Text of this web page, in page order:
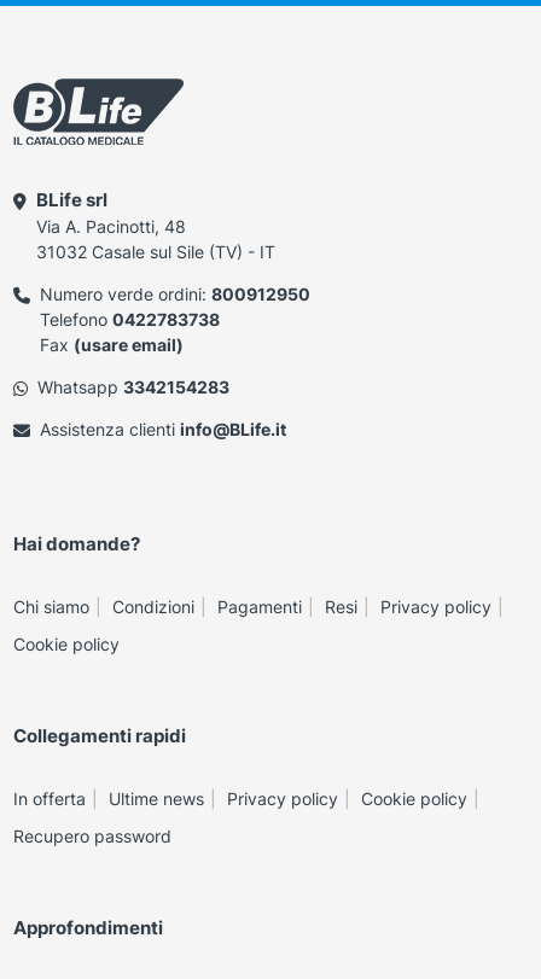
BLife srl
Via A. Pacinotti, 48
31032 Casale sul Sile (TV) - IT
Numero verde ordini: 800912950
Telefono 0422783738
Fax (usare email)
Whatsapp 3342154283
Assistenza clienti info@BLife.it
Hai domande?
Chi siamo Condizioni Pagamenti Resi
Privacy policy
Cookie policy
Collegamenti rapidi
In offerta Ultime news Privacy policy
Cookie policy
Recupero password
Approfondimenti